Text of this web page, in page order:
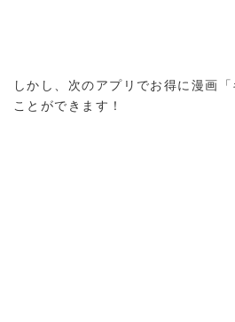
しかし、次のアプリでお得に漫画
ことができます！